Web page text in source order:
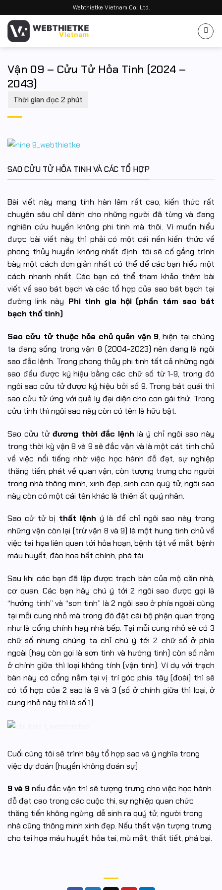
qua
dung
Webthietke Vietnam Co., Ltd.
Vận 09 – Cửu Tử Hỏa Tinh (2024 –
2043)
SAO CỬU TỬ HỎA TINH VÀ CÁC TỔ HỢP
Bài viết này mang tính hàn lâm rất cao, kiến thức rất
chuyên sâu chỉ dành cho những người đã từng và đang
nghiên cứu huyền không phi tinh mà thôi. Vì muốn hiểu
được bài viết này thì phải có một cái nền kiến thức về
phong thủy huyền không nhất định. tôi sẽ cố gắng trình
bày một cách đơn giản nhất có thể để các bạn hiểu một
cách nhanh nhất. Các bạn có thể tham khảo thêm bài
viết về sao bát bạch và các tổ hợp của sao bát bạch tại
đường link này Phi tinh gia hội (phần tám sao bát
bạch thổ tinh)
Sao cửu tử thuộc hỏa chủ quản vận 9, hiện tại chúng
ta đang sống trong vận 8 (2004-2023) nên đang là ngôi
sao đắc lệnh. Trong phong thủy phi tinh tất cả những ngôi
sao đều được ký hiệu bằng các chữ số từ 1-9, trong đó
ngôi sao cửu tử được ký hiệu bởi số 9. Trong bát quái thì
sao cửu tử ứng với quẻ ly đại diện cho con gái thứ. Trong
cửu tinh thì ngôi sao này còn có tên là hữu bật.
Sao cửu tử đương thời đắc lệnh là ý chỉ ngôi sao này
trong thời kỳ vận 8 và 9 sẽ đắc vận và là một cát tinh chủ
về việc nổi tiếng nhờ việc học hành đỗ đạt, sự nghiệp
thăng tiến, phát về quan vận, còn tượng trưng cho người
trong nhà thông minh, xinh đẹp, sinh con quý tử, ngôi sao
này còn có một cái tên khác là thiên ất quý nhân.
Sao cử tử bị thất lệnh ý là để chỉ ngôi sao này trong
những vận còn lại (trừ vận 8 và 9) là một hung tinh chủ về
việc tai họa liên quan tới hỏa hoạn, bệnh tật về mắt, bệnh
máu huyết, đào hoa bất chính, phá tài.
Sau khi các bạn đã lập được trạch bàn của mộ căn nhà,
cơ quan. Các bạn hãy chú ý tới 2 ngôi sao được gọi là
“hướng tinh” và “sơn tinh” là 2 ngôi sao ở phía ngoài cùng
tại mỗi cung nhỏ mà trong đó đặt cái bộ phận quan trọng
như là cổng chính hay nhà bếp. Tại mỗi cung nhỏ sẽ có 3
chữ số nhưng chúng ta chỉ chú ý tới 2 chữ số ở phía
ngoài (hay còn gọi là sơn tinh và hướng tinh) còn số nằm
ở chính giữa thì loại không tính (vận tinh). Ví dụ với trạch
bàn này có cổng nằm tại vị trí góc phía tây (đoài) thì sẽ
có tổ hợp của 2 sao là 9 và 3 (số ở chính giữa thì loại, ở
cung nhỏ này thì là số 1)
Cuối cùng tôi sẽ trình bày tổ hợp sao và ý nghĩa trong
việc dự đoán (huyền không đoán sự)
9 và 9nếu đắc vận thì sẽ tượng trưng cho việc học hành
đỗ đạt cao trong các cuộc thi, sự nghiệp quan chức
thăng tiến không ngừng, dễ sinh ra quý tử, người trong
nhà cũng thông minh xinh đẹp. Nếu thất vận tượng trưng
cho tai họa máu huyết, hỏa tai, mù mắt, thất tiết, phá bại.